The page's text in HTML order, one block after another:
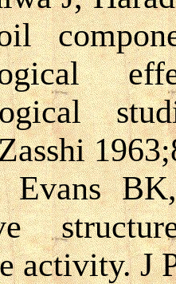
Evans
activity. J